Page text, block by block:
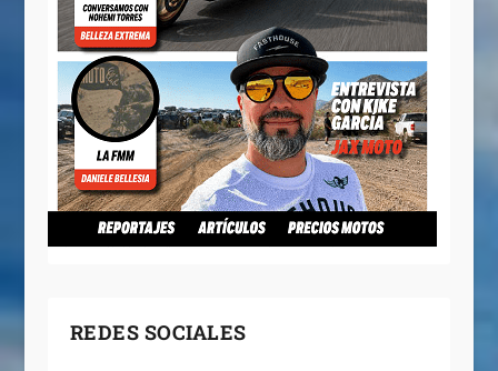
REDES SOCIALES